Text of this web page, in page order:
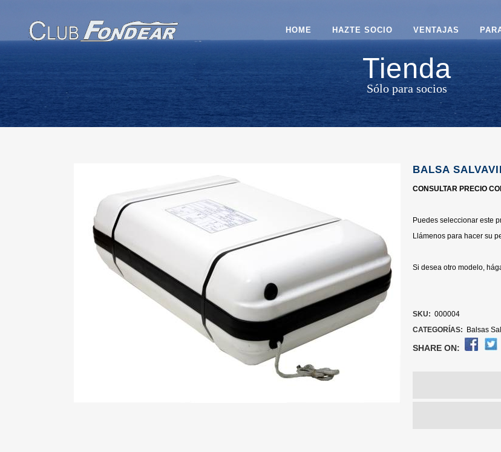
HOME HAZTE SOCIO VENTAJAS
Tienda
Sólo para socios
BALSA
CONSULTAR PRECIO
Puedes seleccionar este
Llámenos para hacer su
Si desea otro modelo,
SKU: 000004
CATEGORÍAS:
Balsas
SHARE ON: